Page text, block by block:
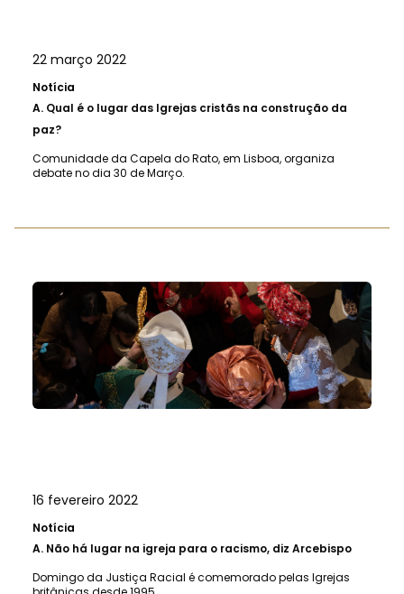
22 março 2022
Notícia
A. Qual é o lugar das Igrejas cristãs na construção da
paz?
Comunidade da Capela do Rato, em Lisboa, organiza
debate no dia 30 de Março.
16 fevereiro 2022
Notícia
A. Não há lugar na igreja para o racismo, diz Arcebispo
Domingo da Justiça Racial é comemorado pelas Igrejas